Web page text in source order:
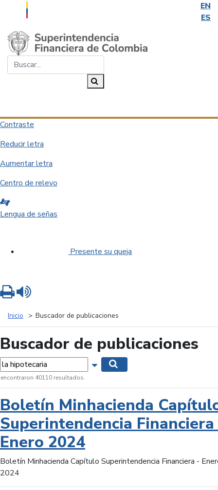
EN
ES
Saltar al contenido principal
Contraste
Reducir letra
Aumentar letra
Centro de relevo
Lengua de señas
Presente su queja
Inicio Buscador de publicaciones
Buscador de publicaciones
Mostrar opciones de búsqueda
encontraron 40110 resultados.
Boletín Minhacienda
Superintendencia
Enero 2024
Boletín Minhacienda Capítulo Superintendencia Financiera -
2024
Imprimir